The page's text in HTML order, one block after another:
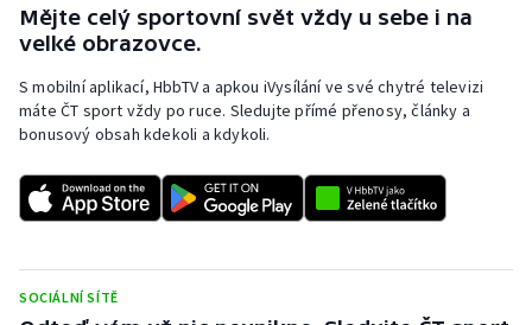
Volejbal
Ostatní
Mějte celý sportovní svět vždy u sebe i na
velké obrazovce.
S mobilní aplikací, HbbTV a apkou iVysílání ve své chytré televizi
máte ČT sport vždy po ruce. Sledujte přímé přenosy, články a
bonusový obsah kdekoli a kdykoli.
SOCIÁLNÍ SÍTĚ